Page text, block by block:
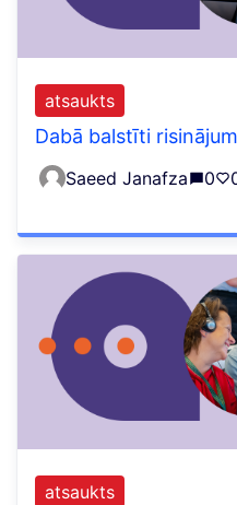
Dabā balstīti
atsaukts
Saeed Janafza 0
atsaukts